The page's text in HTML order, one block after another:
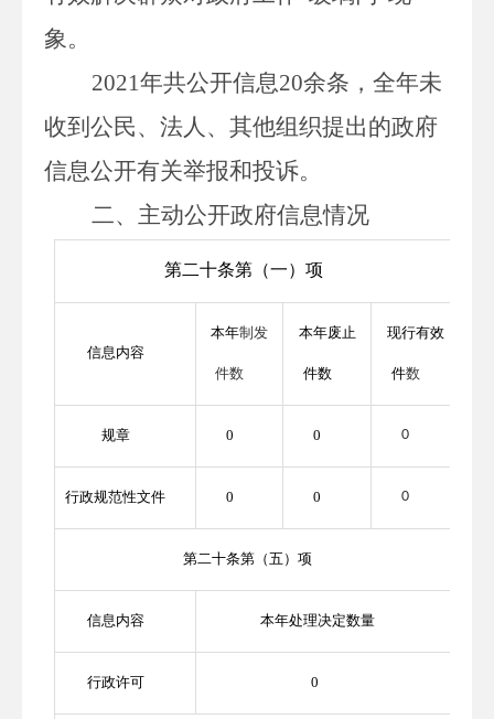
象。
2021年共公开信息20余条，全年未
收到公民、法人、其他组织提出的政府
信息公开有关举报和投诉。
二、主动公开政府信息情况
第二十条第（一）项
信息内容
本年制发
件数
本年废止
件数
现行有效
件数
规章 0 0 0
行政规范性文件 0 0 0
第二十条第（五）项
信息内容 本年处理决定数量
行政许可 0